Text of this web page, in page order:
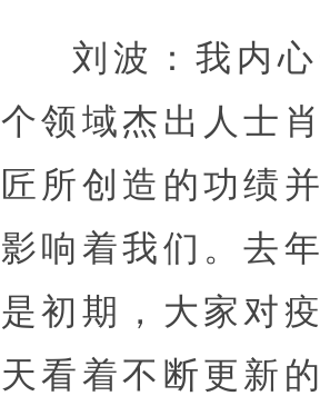
刘波：我内
个领域杰出人士
匠所创造的功绩
影响着我们。去
是初期，大家对
天看着不断更新